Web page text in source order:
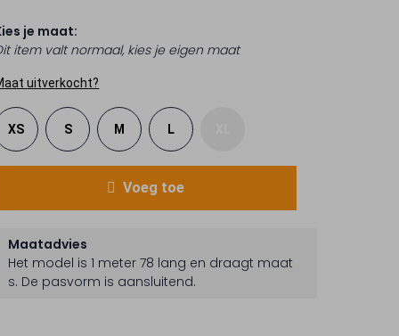
je maat:
item valt normaal, kies je eigen maat
uitverkocht?
XS S M L
Voeg toe
Maatadvies
Het model is 1 meter 78 lang en draagt maat
s. De pasvorm is aansluitend.